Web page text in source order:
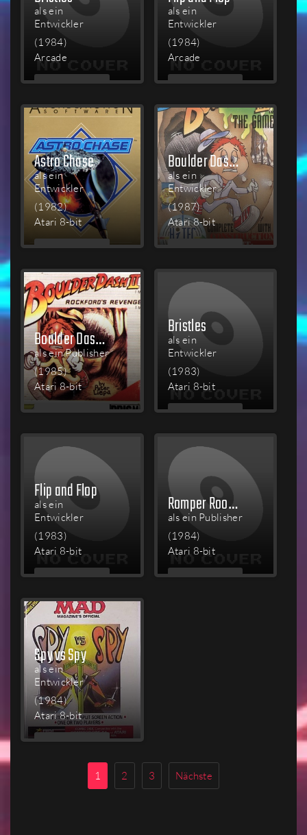
als ein
Entwickler
(1984)
Arcade
MEHR
als ein
Entwickler
(1984)
Arcade
MEHR
Astro Chase
als ein
Entwickler
(1982)
Atari 8-bit
MEHR
Boulder Dash: Construction Kit
als ein
Entwickler
(1987)
Atari 8-bit
MEHR
Boulder Dash II: Rockford's Revenge
als ein Publisher
(1985)
Atari 8-bit
MEHR
Bristles
als ein
Entwickler
(1983)
Atari 8-bit
MEHR
Flip and Flop
als ein
Entwickler
(1983)
Atari 8-bit
MEHR
Romper Room's I Love My Alphabet
als ein Publisher
(1984)
Atari 8-bit
MEHR
Spy vs Spy
als ein
Entwickler
(1984)
Atari 8-bit
MEHR
1 2 3 Nächste